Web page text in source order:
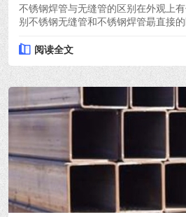
不锈钢焊管与无缝管的区别在外观上
别不锈钢无缝管和不锈钢焊管朂直接
阅读全文